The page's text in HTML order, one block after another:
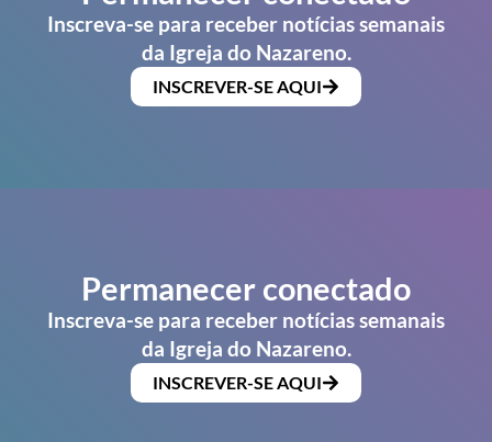
Inscreva-se para receber notícias semanais
da Igreja do Nazareno.
INSCREVER-SE AQUI
Permanecer conectado
Inscreva-se para receber notícias semanais
da Igreja do Nazareno.
INSCREVER-SE AQUI